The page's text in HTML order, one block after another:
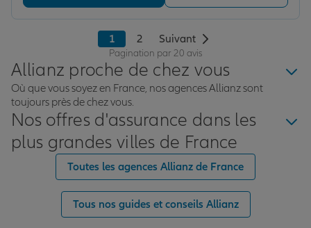
1 2 Suivant
Pagination par 20 avis
Allianz proche de chez vous
Où que vous soyez en France, nos agences Allianz sont
toujours près de chez vous.
Nos offres d'assurance dans les
plus grandes villes de France
Toutes les agences Allianz de France
Tous nos guides et conseils Allianz